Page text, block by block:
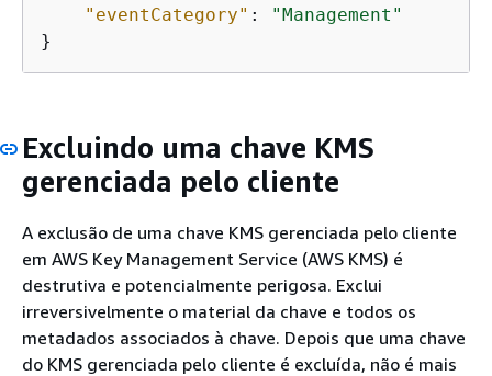
"eventCategory" :
"Management"
}
Excluindo uma chave KMS
gerenciada pelo cliente
A exclusão de uma chave KMS gerenciada pelo cliente
em AWS Key Management Service (AWS KMS) é
destrutiva e potencialmente perigosa. Exclui
irreversivelmente o material da chave e todos os
metadados associados à chave. Depois que uma chave
do KMS gerenciada pelo cliente é excluída, não é mais